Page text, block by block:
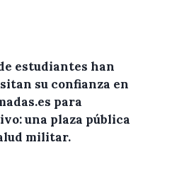
estudiantes han
su confianza en
para
una plaza pública
militar.